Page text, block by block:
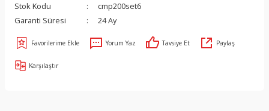
Stok Kodu
cmp200set6
Garanti Süresi
24 Ay
Yorum Yaz Tavsiye Et Paylaş
Karşılaştır